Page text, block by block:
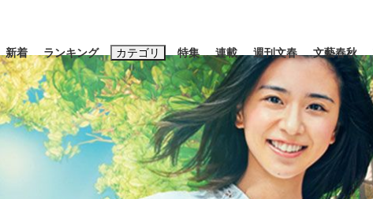
新着 ランキング カテゴリ
スクープ ニュース エンタメ ライフ
特集 連載 週刊文春 文藝春秋
キーワー
おすすめのキーワードタグ一覧
#藤田晋 #三山凌輝 #高市早苗 #後藤真希 #森岡毅